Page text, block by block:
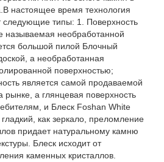
настоящее время технология
типы: 1. Поверхность
называемая необработанной
большой пилой Блочный
а необработанная
поверхностью;
является самой продаваемой
рынке, а глянцевая поверхность
и Блеск Foshan White
как зеркало, преломление
придает натуральному камню
Блеск исходит от
каменных кристаллов.